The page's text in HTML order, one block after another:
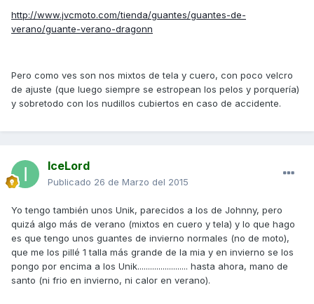
http://www.jvcmoto.com/tienda/guantes/guantes-de-
verano/guante-verano-dragonn
Pero como ves son nos mixtos de tela y cuero, con poco velcro
de ajuste (que luego siempre se estropean los pelos y porquería)
y sobretodo con los nudillos cubiertos en caso de accidente.
IceLord
Publicado 26 de Marzo del 2015
Yo tengo también unos Unik, parecidos a los de Johnny, pero
quizá algo más de verano (mixtos en cuero y tela) y lo que hago
es que tengo unos guantes de invierno normales (no de moto),
que me los pillé 1 talla más grande de la mia y en invierno se los
pongo por encima a los Unik........................ hasta ahora, mano de
santo (ni frio en invierno, ni calor en verano).